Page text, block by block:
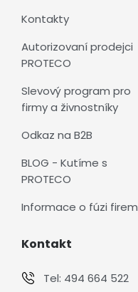
Kontakty
Autorizovaní prodejci
PROTECO
Slevový program pro
firmy a živnostníky
Odkaz na B2B
BLOG - Kutíme s
PROTECO
Informace o fúzi firem
Kontakt
Tel: 494 664 522